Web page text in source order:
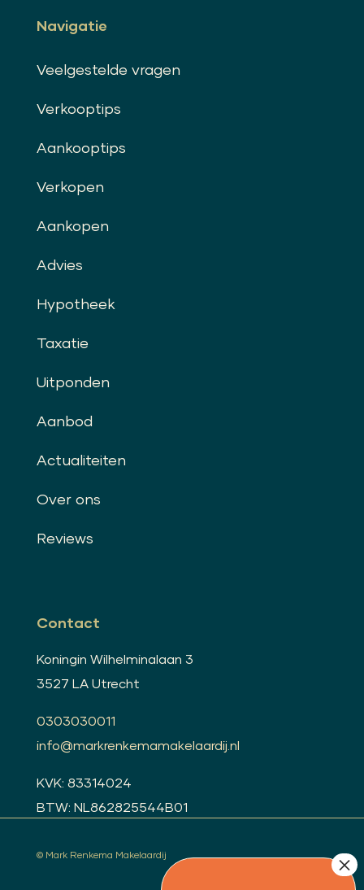
Navigatie
Veelgestelde vragen
Verkooptips
Aankooptips
Verkopen
Aankopen
Advies
Hypotheek
Taxatie
Uitponden
Aanbod
Actualiteiten
Over ons
Reviews
Contact
Koningin Wilhelminalaan 3
3527 LA Utrecht
0303030011
info@markrenkemamakelaardij.nl
KVK: 83314024
BTW: NL862825544B01
© Mark Renkema Makelaardij